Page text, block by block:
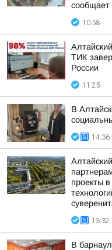
сообщает
10:58
ТИК
России
11:25
В
14:36
проекты
13:32
В